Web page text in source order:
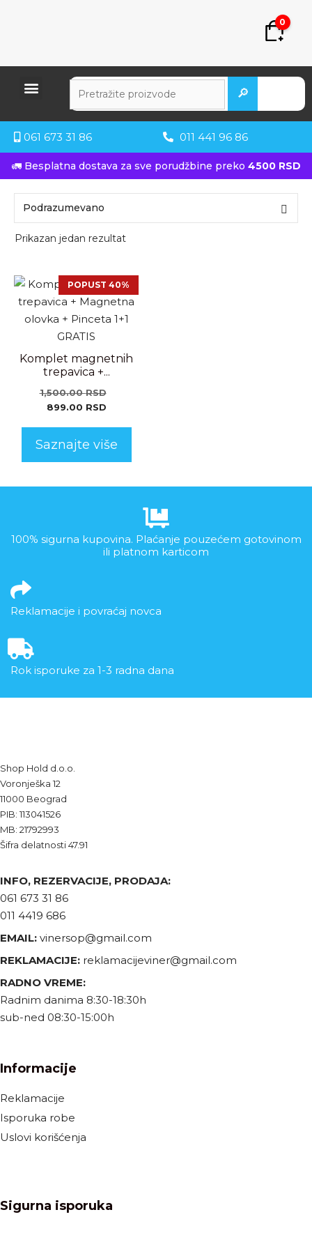
0
🔎
061 673 31 86 011 441 96 86
🚛 Besplatna dostava za sve porudžbine preko 4500 RSD
Prikazan jedan rezultat
POPUST 40%
Komplet magnetnih
trepavica +...
1,500.00RSD
899.00 RSD
Saznajte više
100% sigurna kupovina. Plaćanje pouzećem gotovinom
ili platnom karticom
Reklamacije i povraćaj novca
Rok isporuke za 1-3 radna dana
Shop Hold d.o.o.
Voronješka 12
11000 Beograd
PIB: 113041526
MB: 21792993
Šifra delatnosti 47.91
INFO, REZERVACIJE, PRODAJA:
061 673 31 86
011 4419 686
EMAIL: vinersop@gmail.com
REKLAMACIJE: reklamacijeviner@gmail.com
RADNO VREME:
Radnim danima 8:30-18:30h
sub-ned 08:30-15:00h
Informacije
Reklamacije
Isporuka robe
Uslovi korišćenja
Sigurna isporuka